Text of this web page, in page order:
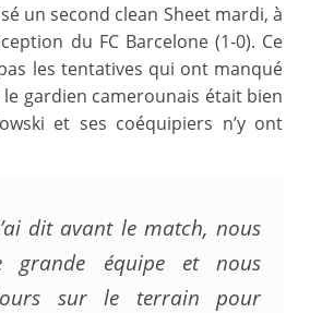
un second clean Sheet mardi, à
du FC Barcelone (1-0). Ce
les tentatives qui ont manqué
gardien camerounais était bien
et ses coéquipiers n’y ont
dit avant le match, nous
grande équipe et nous
sur le terrain pour